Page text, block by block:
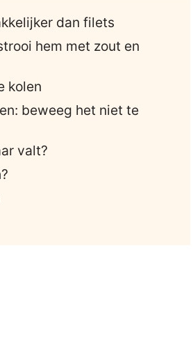
dan filets
hem met zout en
kolen
beweeg het niet te
valt?